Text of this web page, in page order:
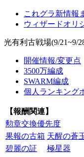
これグラ新情報
ウィザードオリ
光有利古戦場(9/21~9/
開催情報/変更点
3500万編成
SWARM編成
個人ランキング
【報酬関連】
勲章交換優先度
果報の古箱 天醒の蒼
碧麗の証
極星器